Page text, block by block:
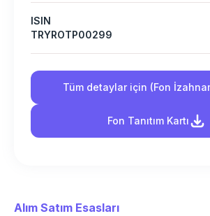
ISIN
TRYROTP00299
Tüm detaylar için (Fon
Fon Tanıtım Kartı
Alım Satım Esasları